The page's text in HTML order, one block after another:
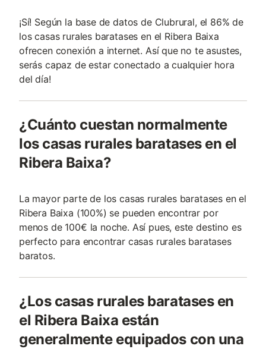
¡Sí! Según la base de datos de Clubrural, el 86% de
los casas rurales baratases en el Ribera Baixa
ofrecen conexión a internet. Así que no te asustes,
serás capaz de estar conectado a cualquier hora
del día!
¿Cuánto cuestan normalmente
los casas rurales baratases en el
Ribera Baixa?
La mayor parte de los casas rurales baratases en el
Ribera Baixa (100%) se pueden encontrar por
menos de 100€ la noche. Así pues, este destino es
perfecto para encontrar casas rurales baratases
baratos.
¿Los casas rurales baratases en
el Ribera Baixa están
generalmente equipados con una